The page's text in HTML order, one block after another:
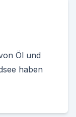
Öl und
haben